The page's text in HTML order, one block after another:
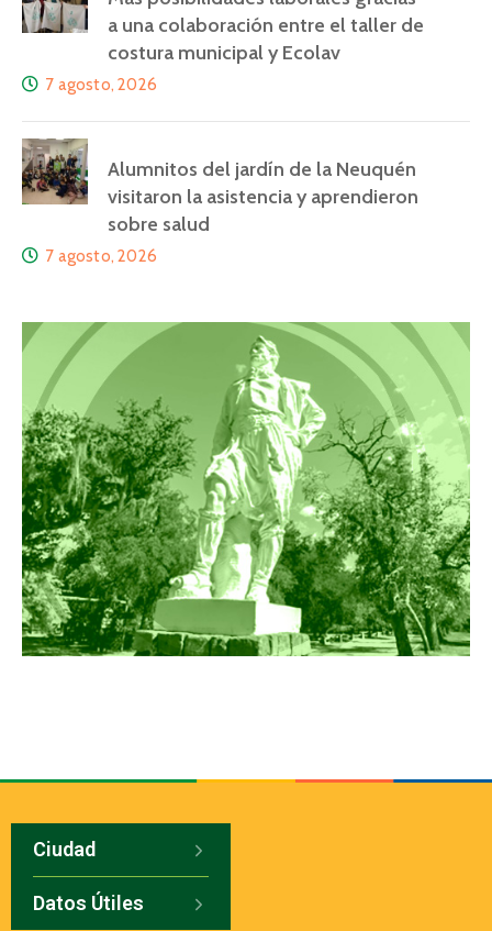
a una colaboración entre el taller de
costura municipal y Ecolav
7 agosto, 2026
Alumnitos del jardín de la Neuquén
visitaron la asistencia y aprendieron
sobre salud
7 agosto, 2026
Ciudad
Datos Útiles